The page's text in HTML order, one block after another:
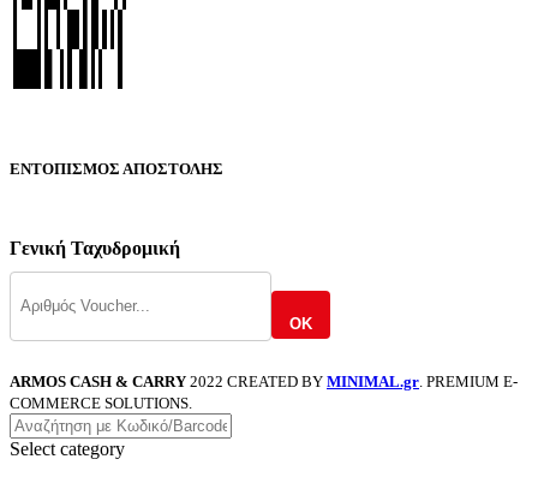
ΕΝΤΟΠΙΣΜΟΣ ΑΠΟΣΤΟΛΗΣ
Γενική Ταχυδρομική
OK
ARMOS CASH & CARRY 2022 CREATED BY MINIMAL.gr . PREMIUM E-
COMMERCE SOLUTIONS.
Select category